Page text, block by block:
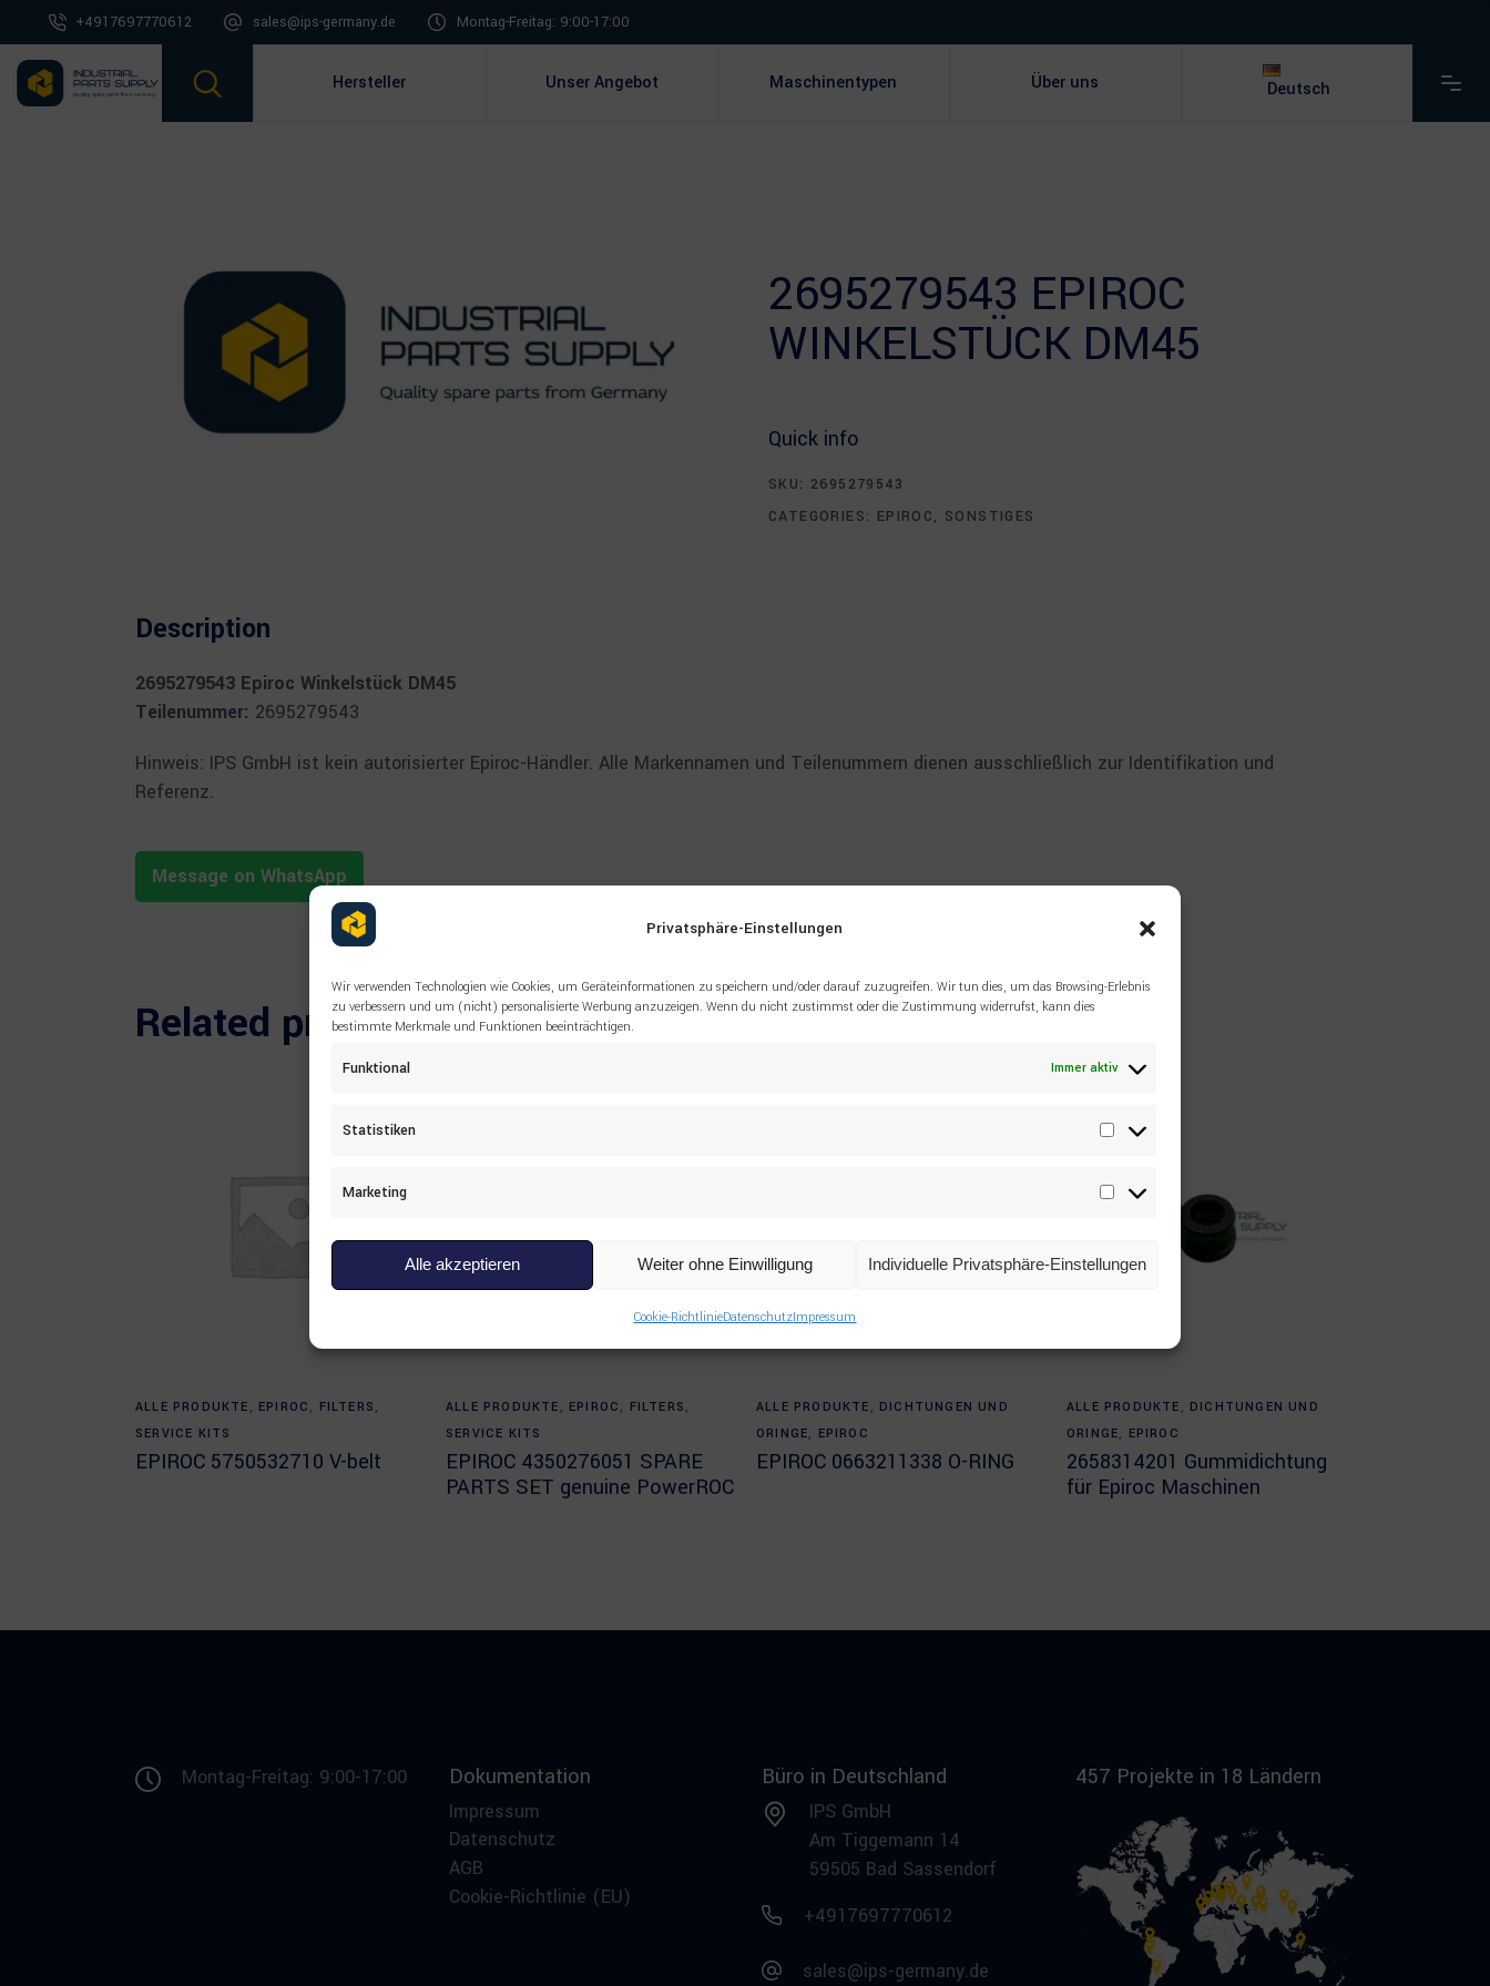
Privatsphäre-Einstellungen
Wir verwenden Technologien wie Cookies, um Geräteinformationen zu speichern und/oder darauf zuzugreifen. Wir tun dies, um das Browsing-Erlebnis
zu verbessern und um (nicht) personalisierte Werbung anzuzeigen. Wenn du nicht zustimmst oder die Zustimmung widerrufst, kann dies
bestimmte Merkmale und Funktionen beeinträchtigen.
Funktional Immer aktiv
Statistiken Statistiken
Marketing Marketing
Alle akzeptieren Weiter ohne Einwilligung Individuelle Privatsphäre-Einstellungen
Cookie-RichtlinieDatenschutzImpressum
+4917697770612 sales@ips-germany.de Montag-Freitag: 9:00-17:00
Hersteller Unser Angebot Maschinentypen Über uns Deutsch
2695279543 EPIROC
WINKELSTÜCK DM45
Quick info
SKU: 2695279543
CATEGORIES: EPIROC, SONSTIGES
Description
2695279543 Epiroc Winkelstück DM45
Teilenummer: 2695279543
Hinweis: IPS GmbH ist kein autorisierter Epiroc-Händler. Alle Markennamen und Teilenummern dienen ausschließlich zur Identifikation und
Referenz.
Message on WhatsApp
Related products
Read more
ALLE PRODUKTE , EPIROC , FILTERS ,
SERVICE KITS
EPIROC 5750532710 V-belt
Read more
ALLE PRODUKTE , EPIROC , FILTERS ,
SERVICE KITS
EPIROC 4350276051 SPARE
PARTS SET genuine PowerROC
Read more
ALLE PRODUKTE , DICHTUNGEN UND
ORINGE, EPIROC
EPIROC 0663211338 O-RING
Read more
ALLE PRODUKTE , DICHTUNGEN UND
ORINGE, EPIROC
2658314201 Gummidichtung
für Epiroc Maschinen
Montag-Freitag: 9:00-17:00 Dokumentation
Impressum
Datenschutz
AGB
Cookie-Richtlinie (EU)
Büro in Deutschland
IPS GmbH
Am Tiggemann 14
59505 Bad Sassendorf
+4917697770612
sales@ips-germany.de
457 Projekte in 18 Ländern